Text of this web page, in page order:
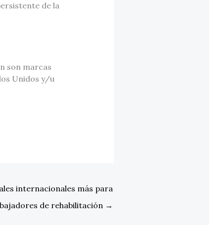
de la
son marcas
Unidos y/u
internacionales más para
de rehabilitación →